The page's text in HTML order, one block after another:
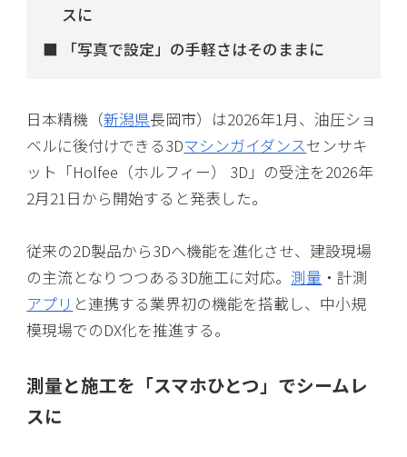
スに
「写真で設定」の手軽さはそのままに
日本精機（新潟県長岡市）は2026年1月、油圧ショ
ベルに後付けできる3Dマシンガイダンスセンサキ
ット「Holfee（ホルフィー） 3D」の受注を2026年
2月21日から開始すると発表した。
従来の2D製品から3Dへ機能を進化させ、建設現場
の主流となりつつある3D施工に対応。測量 ・計測
アプリ と連携する業界初の機能を搭載し、中小規
模現場でのDX化を推進する。
測量と施工を「スマホひとつ」でシームレ
スに